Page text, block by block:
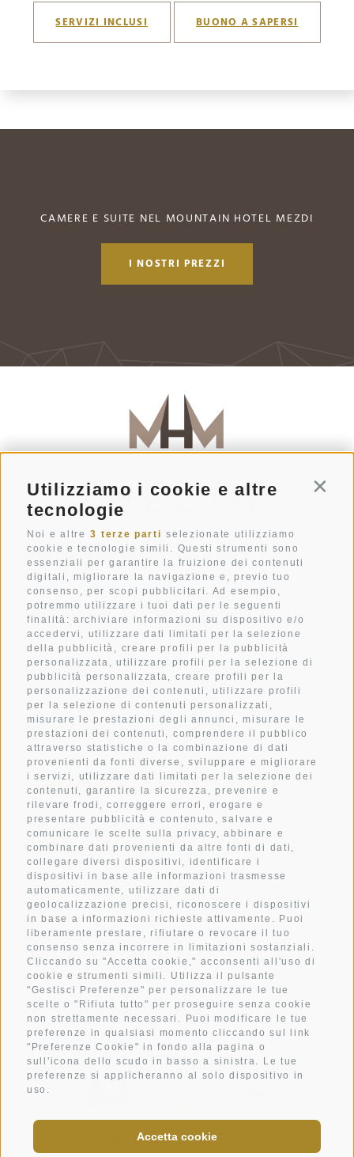
Utilizziamo i cookie e altre
tecnologie
Noi e altre 3 terze parti selezionate utilizziamo
cookie e tecnologie simili. Questi strumenti sono
essenziali per garantire la fruizione dei contenuti
digitali, migliorare la navigazione e, previo tuo
consenso, per scopi pubblicitari. Ad esempio,
potremmo utilizzare i tuoi dati per le seguenti
finalità: archiviare informazioni su dispositivo e/o
accedervi, utilizzare dati limitati per la selezione
della pubblicità, creare profili per la pubblicità
personalizzata, utilizzare profili per la selezione di
pubblicità personalizzata, creare profili per la
personalizzazione dei contenuti, utilizzare profili
per la selezione di contenuti personalizzati,
misurare le prestazioni degli annunci, misurare le
prestazioni dei contenuti, comprendere il pubblico
attraverso statistiche o la combinazione di dati
provenienti da fonti diverse, sviluppare e migliorare
i servizi, utilizzare dati limitati per la selezione dei
contenuti, garantire la sicurezza, prevenire e
rilevare frodi, correggere errori, erogare e
presentare pubblicità e contenuto, salvare e
comunicare le scelte sulla privacy, abbinare e
combinare dati provenienti da altre fonti di dati,
collegare diversi dispositivi, identificare i
dispositivi in base alle informazioni trasmesse
automaticamente, utilizzare dati di
geolocalizzazione precisi, riconoscere i dispositivi
in base a informazioni richieste attivamente. Puoi
liberamente prestare, rifiutare o revocare il tuo
consenso senza incorrere in limitazioni sostanziali.
Cliccando su "Accetta cookie," acconsenti all'uso di
cookie e strumenti simili. Utilizza il pulsante
"Gestisci Preferenze" per personalizzare le tue
scelte o "Rifiuta tutto" per proseguire senza cookie
non strettamente necessari. Puoi modificare le tue
preferenze in qualsiasi momento cliccando sul link
"Preferenze Cookie" in fondo alla pagina o
sull'icona dello scudo in basso a sinistra. Le tue
preferenze si applicheranno al solo dispositivo in
uso.
Accetta cookie
SERVIZI INCLUSI BUONO A SAPERSI
CAMERE E SUITE NEL MOUNTAIN HOTEL MEZDI
I NOSTRI PREZZI
Str. Pecëi 20
I-39033 Colfosco
Alto Adige
+39 0471 836 079
info@mezdi.it
Il rifugio in montagna su cui hai sempre fantasticato.
Un’esclusiva destinazione di villeggiatura, dove dedicarsi
alla propria rigenerazione.
Un luogo di grande impatto nel cuore dell’Alta Badia e delle
straordinarie Dolomiti. Il Mountain Hotel Mezdi vuol dire
vacanza, in ogni declinazione.
CAMERE
GIOIE DEL PALATO
WELLNESS
ATTIVITÀ
METEO
IMMAGINI
CONDIZIONI DI UTILIZZO |